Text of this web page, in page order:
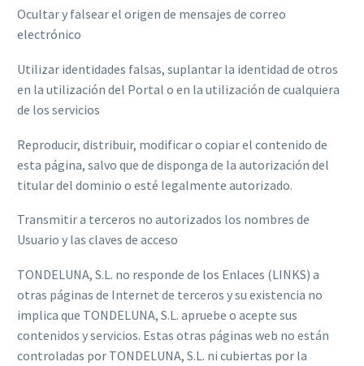
Ocultar y falsear el origen de mensajes de correo
electrónico
Utilizar identidades falsas, suplantar la identidad de otros
en la utilización del Portal o en la utilización de cualquiera
de los servicios
Reproducir, distribuir, modificar o copiar el contenido de
esta página, salvo que de disponga de la autorización del
titular del dominio o esté legalmente autorizado.
Transmitir a terceros no autorizados los nombres de
Usuario y las claves de acceso
TONDELUNA, S.L. no responde de los Enlaces (LINKS) a
otras páginas de Internet de terceros y su existencia no
implica que TONDELUNA, S.L. apruebe o acepte sus
contenidos y servicios. Estas otras páginas web no están
controladas por TONDELUNA, S.L. ni cubiertas por la